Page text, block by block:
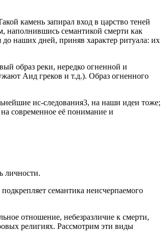
камень запирал вход в царство теней
наполнившись семантикой смерти как
наших дней, приняв характер ритуала: их
образ реки, нередко огненной и
Аид греков и т.д.). Образ огненного
ис-следования3, на наши идеи тоже;
современное её понимание и
личности.
семантика неисчерпаемого
отношение, небезразличие к смерти,
религиях. Рассмотрим эти виды